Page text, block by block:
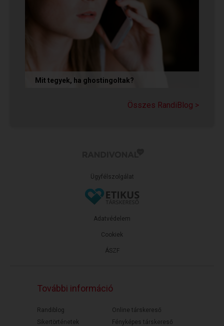
Mit tegyek, ha ghostingoltak?
a legfontosabb teendőd: ne fuss utána, ne küldj
Összes RandiBlog >
Ügyfélszolgálat
ÁSZF
Adatvédelem
Cookiek
További információ
Randiblog
Sikertörténetek
Online társkereső
Fényképes társkereső